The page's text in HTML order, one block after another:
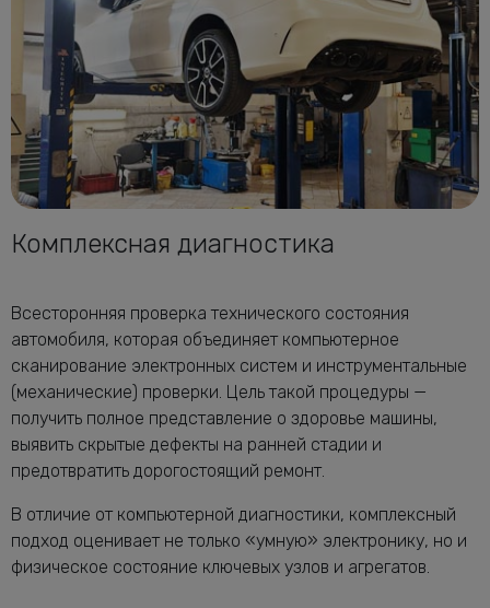
Комплексная диагностика
Всесторонняя проверка технического состояния
автомобиля, которая объединяет компьютерное
сканирование электронных систем и инструментальные
(механические) проверки. Цель такой процедуры —
получить полное представление о здоровье машины,
выявить скрытые дефекты на ранней стадии и
предотвратить дорогостоящий ремонт.
В отличие от компьютерной диагностики, комплексный
подход оценивает не только «умную» электронику, но и
физическое состояние ключевых узлов и агрегатов.